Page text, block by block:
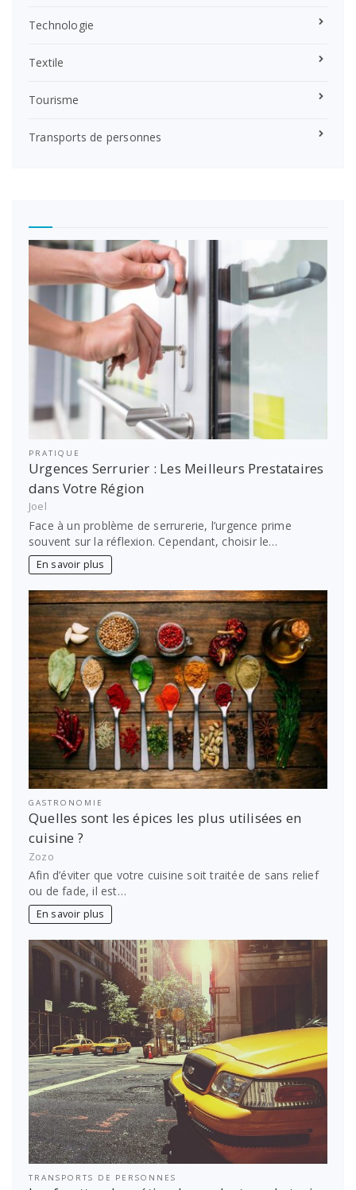
Technologie
Textile
Tourisme
Transports de personnes
PRATIQUE
Urgences Serrurier : Les Meilleurs Prestataires
dans Votre Région
Joel
Face à un problème de serrurerie, l’urgence prime
souvent sur la réflexion. Cependant, choisir le…
En savoir plus
GASTRONOMIE
Quelles sont les épices les plus utilisées en
cuisine ?
Zozo
Afin d’éviter que votre cuisine soit traitée de sans relief
ou de fade, il est…
En savoir plus
TRANSPORTS DE PERSONNES